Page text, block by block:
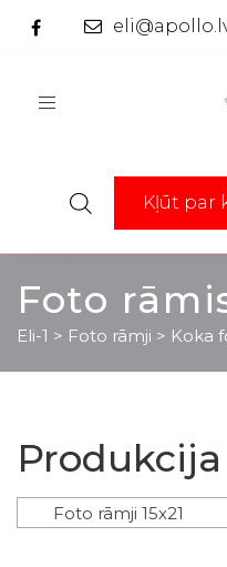
Toggle
Kļūt par
Foto
Eli-1 > Foto rāmji > Koka
Produkcija
Foto rāmji 15x21